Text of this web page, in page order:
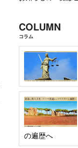
COLUMN
コラム
の遍歴へ